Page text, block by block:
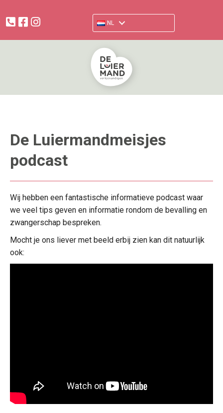
facebook.com/verloskundigendeluiermand
www.instagram.com/deluiermand
NL
De Luiermandmeisjes
podcast
Wij hebben een fantastische informatieve podcast waar
we veel tips geven en informatie rondom de bevalling en
zwangerschap bespreken.
Mocht je ons liever met beeld erbij zien kan dit natuurlijk
ook: